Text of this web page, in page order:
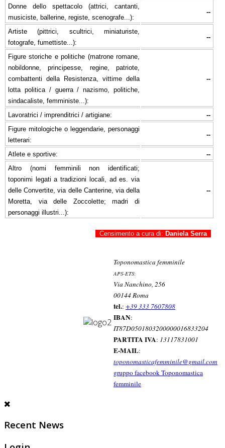
Donne dello spettacolo (attrici, cantanti,
musiciste, ballerine, registe, scenografe...):
--
Artiste (pittrici, scultrici, miniaturiste,
fotografe, fumettiste...):
--
Figure storiche e politiche (matrone romane,
nobildonne, principesse, regine, patriote,
combattenti della Resistenza, vittime della
lotta politica / guerra / nazismo, politiche,
sindacaliste, femministe...):
--
Lavoratrici / imprenditrici / artigiane:
--
Figure mitologiche o leggendarie, personaggi
letterari:
--
Atlete e sportive:
--
Altro (nomi femminili non identificati;
toponimi legati a tradizioni locali, ad es. via
delle Convertite, via delle Canterine, via della
Moretta, via delle Zoccolette; madri di
personaggi illustri...):
--
Censimento a cura di: Daniela Serra
Toponomastica femminile
APS-ETS:
Via Nanchino, 256
00144 Roma
tel.: +39 333 7607808
IBAN:
IT87D0501803200000016833204
PARTITA IVA: 13117831001
E-MAIL:
toponomasticafemminile@gmail.com
gruppo facebook Toponomastica
femminile
Recent News